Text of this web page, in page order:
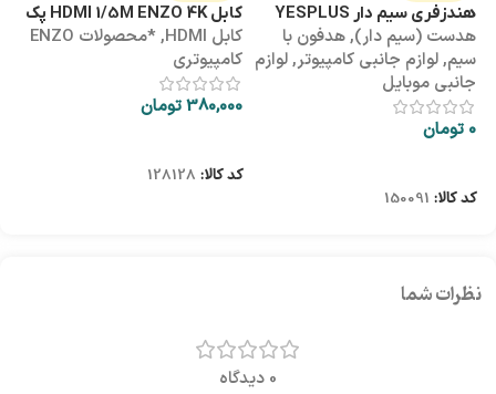
هندزفری سیم دار YESPLUS
YS-113
هدست (سیم دار),هدفون با
سیم,لوازم جانبی کامپیوتر,لوازم
جانبی موبایل
0 تومان
کد کالا: 150091
کابل HDMI 1/5M ENZO 4K پک
طلقی
کابل HDMI ,
*محصولات ENZO
کامپیوتری
380,000تومان
کد کالا: 128128
نظرات شما
0 دیدگاه